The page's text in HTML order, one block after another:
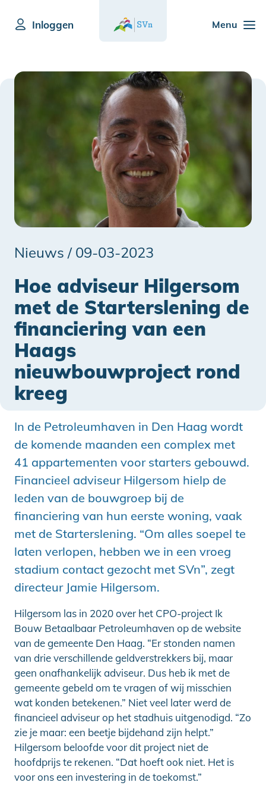
Menu
Inloggen
Nieuws / 09-03-2023
Hoe adviseur Hilgersom
met de Starterslening de
financiering van een
Haags
nieuwbouwproject rond
kreeg
In de Petroleumhaven in Den Haag wordt
de komende maanden een complex met
41 appartementen voor starters gebouwd.
Financieel adviseur Hilgersom hielp de
leden van de bouwgroep bij de
financiering van hun eerste woning, vaak
met de Starterslening. “Om alles soepel te
laten verlopen, hebben we in een vroeg
stadium contact gezocht met SVn”, zegt
directeur Jamie Hilgersom.
Hilgersom las in 2020 over het CPO-project Ik
Bouw Betaalbaar Petroleumhaven op de website
van de gemeente Den Haag. “Er stonden namen
van drie verschillende geldverstrekkers bij, maar
geen onafhankelijk adviseur. Dus heb ik met de
gemeente gebeld om te vragen of wij misschien
wat konden betekenen.” Niet veel later werd de
financieel adviseur op het stadhuis uitgenodigd. “Zo
zie je maar: een beetje bijdehand zijn helpt.”
Hilgersom beloofde voor dit project niet de
hoofdprijs te rekenen. “Dat hoeft ook niet. Het is
voor ons een investering in de toekomst.”